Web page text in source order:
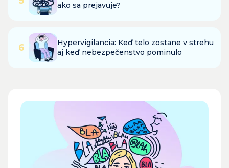
ako sa prejavuje?
6
Hypervigilancia: Keď telo zostane v strehu
aj keď nebezpečenstvo pominulo